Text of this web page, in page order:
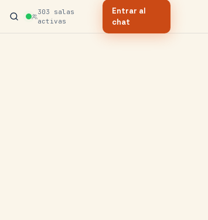
303 salas
activas
Entrar al
chat